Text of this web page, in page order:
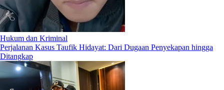
Hukum dan Kriminal
Perjalanan Kasus Taufik Hidayat: Dari Dugaan Penyekapan hingga
Ditangkap